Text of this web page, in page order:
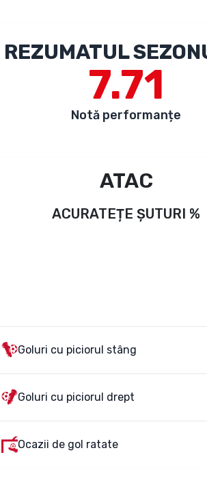
REZUMATUL
7.71
Notă performanțe
ATAC
ACURATEȚE ȘUTURI %
Goluri cu piciorul stâng
Goluri cu piciorul drept
Ocazii de gol ratate